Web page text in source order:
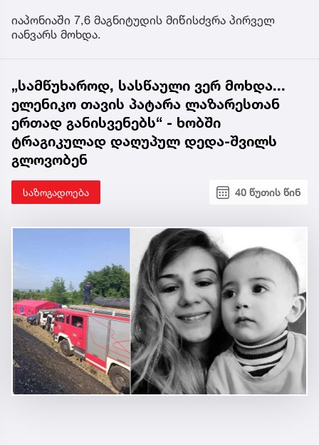
იაპონიაში 7,6 მაგნიტუდის მიწისძვრა პირველ
იანვარს მოხდა.
„სამწუხაროდ, სასწაული ვერ მოხდა...
ელენიკო თავის პატარა ლაზარესთან
ერთად განისვენებს“ - ხობში
ტრაგიკულად დაღუპულ დედა-შვილს
გლოვობენ
საზოგადოება 40 წუთის წინ